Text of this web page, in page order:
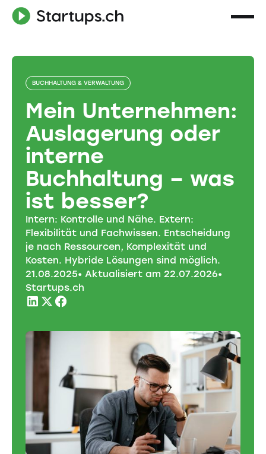
BUCHHALTUNG & VERWALTUNG
Mein Unternehmen:
Auslagerung oder
interne
Buchhaltung – was
ist besser?
Intern: Kontrolle und Nähe. Extern:
Flexibilität und Fachwissen. Entscheidung
je nach Ressourcen, Komplexität und
Kosten. Hybride Lösungen sind möglich.
21.08.2025• Aktualisiert am 22.07.2026•
Startups.ch